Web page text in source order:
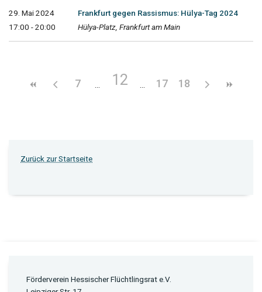
29. Mai 2024
17:00 - 20:00
Frankfurt gegen Rassismus: Hülya-Tag 2024
Hülya-Platz, Frankfurt am Main
7 12 17 18
Zurück zur Startseite
Förderverein Hessischer Flüchtlingsrat e.V.